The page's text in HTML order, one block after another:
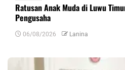
Ratusan Anak Muda di Luwu
Pengusaha
06/08/2026 Lanina